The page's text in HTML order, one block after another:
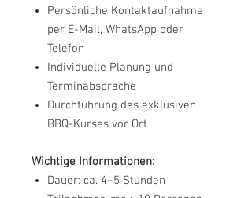
Persönliche Kontaktaufnahme
per E-Mail, WhatsApp oder
Telefon
Individuelle Planung und
Terminabsprache
Durchführung des exklusiven
BBQ-Kurses vor Ort
Wichtige Informationen:
Dauer: ca. 4–5 Stunden